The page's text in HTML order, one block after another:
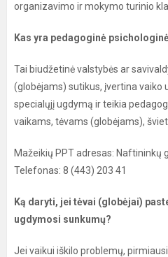
organizavimo ir mokymo turinio
Kas yra pedagoginė
Tai biudžetinė valstybės ar
(globėjams) sutikus, įvertina vaiko
specialųjį ugdymą ir teikia
vaikams, tėvams (globėjams),
Mažeikių PPT adresas: Naftininkų
Telefonas: 8 (443) 203 41
Ką daryti, jei tėvai (globėjai)
ugdymosi sunkumų?
Jei vaikui iškilo problemų,